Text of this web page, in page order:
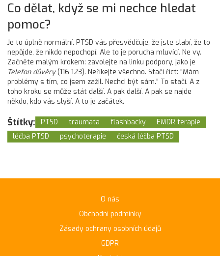
Co dělat, když se mi nechce hledat
pomoc?
Je to úplně normální. PTSD vás přesvědčuje, že jste slabí, že to
nepůjde, že nikdo nepochopí. Ale to je porucha mluvící. Ne vy.
Začněte malým krokem: zavolejte na linku podpory, jako je
Telefon důvěry(116 123). Neříkejte všechno. Stačí říct: "Mám
problémy s tím, co jsem zažil. Nechci být sám." To stačí. A z
toho kroku se může stát další. A pak další. A pak se najde
někdo, kdo vás slyší. A to je začátek.
Štítky: PTSD traumata flashbacky
EMDR terapie
léčba PTSD
psychoterapie česká léčba PTSD
O nás
Obchodní podmínky
Zásady ochrany osobních údajů
GDPR